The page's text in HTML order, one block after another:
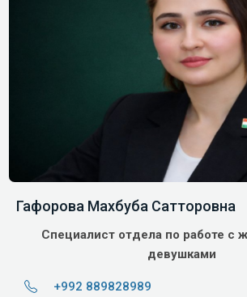
Гафорова Махбуба Сатторовна
Специалист отдела по работе с
девушками
+992 889828989